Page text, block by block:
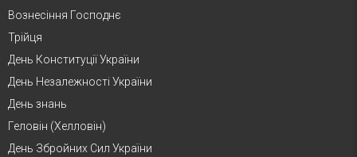
Вознесіння Господнє
Трійця
День Конституції України
День Незалежності України
День знань
Геловін (Хелловін)
День Збройних Сил України